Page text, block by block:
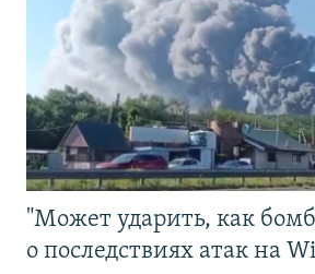
"Может ударить, как
о последствиях атак на